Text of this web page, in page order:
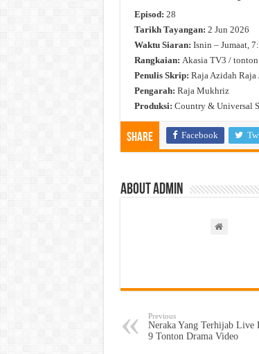
Episod: 28
Tarikh Tayangan: 2 Jun 2026
Waktu Siaran: Isnin – Jumaat,
Rangkaian: Akasia TV3 / tonton
Penulis Skrip: Raja Azidah Raja
Pengarah: Raja Mukhriz
Produksi: Country & Universal
Share Facebook
About admin
Previous
Neraka Yang Terhijab Live
9 Tonton Drama Video